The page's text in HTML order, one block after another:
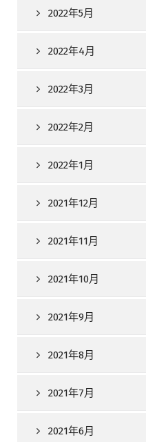
2022年5月
2022年4月
2022年3月
2022年2月
2022年1月
2021年12月
2021年11月
2021年10月
2021年9月
2021年8月
2021年7月
2021年6月